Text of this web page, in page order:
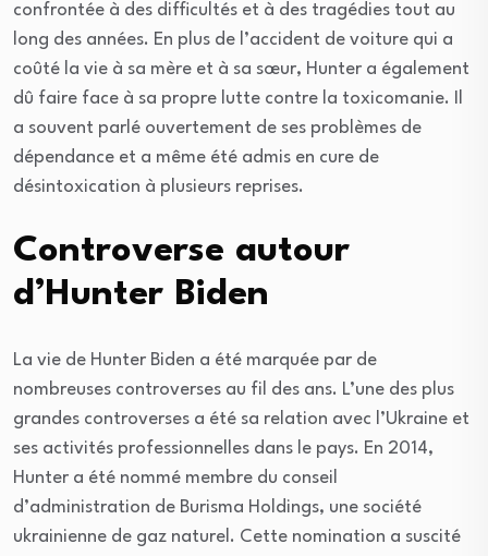
confrontée à des difficultés et à des tragédies tout au
long des années. En plus de l’accident de voiture qui a
coûté la vie à sa mère et à sa sœur, Hunter a également
dû faire face à sa propre lutte contre la toxicomanie. Il
a souvent parlé ouvertement de ses problèmes de
dépendance et a même été admis en cure de
désintoxication à plusieurs reprises.
Controverse autour
d’Hunter Biden
La vie de Hunter Biden a été marquée par de
nombreuses controverses au fil des ans. L’une des plus
grandes controverses a été sa relation avec l’Ukraine et
ses activités professionnelles dans le pays. En 2014,
Hunter a été nommé membre du conseil
d’administration de Burisma Holdings, une société
ukrainienne de gaz naturel. Cette nomination a suscité